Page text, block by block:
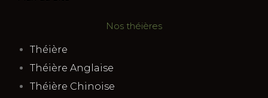
Nos théières
Théière
Théière Anglaise
Théière Chinoise